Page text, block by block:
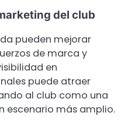
del club
pueden mejorar
de marca y
en
puede atraer
al club como una
escenario más amplio.